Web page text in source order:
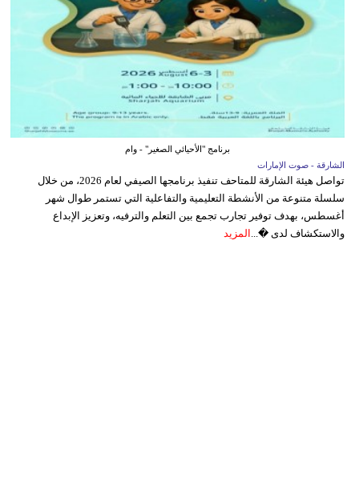
برنامج "الأحيائي الصغير" - وام
الشارقة - صوت الإمارات
تواصل هيئة الشارقة للمتاحف تنفيذ برنامجها الصيفي لعام 2026، من خلال
سلسلة متنوعة من الأنشطة التعليمية والتفاعلية التي تستمر طوال شهر
أغسطس، بهدف توفير تجارب تجمع بين التعلم والترفيه، وتعزيز الإبداع
والاستكشاف لدى �... المزيد